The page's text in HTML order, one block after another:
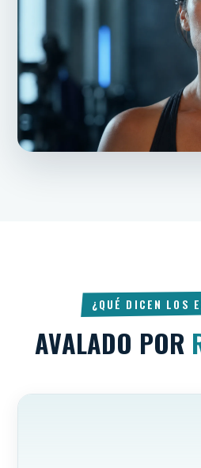
¿QUÉ DICEN LOS
AVALADO POR